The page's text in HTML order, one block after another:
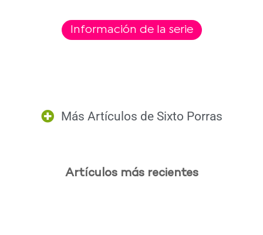
Información de la serie
Más Artículos de Sixto Porras
Artículos más recientes